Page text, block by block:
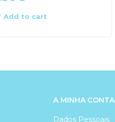
Add to cart
A MINHA CONTA
Dados Pessoais